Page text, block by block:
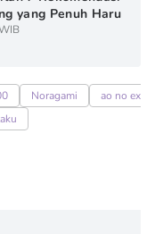
yang Penuh Haru
Noragami
ao no